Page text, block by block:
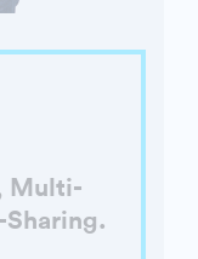
Multi-
Sharing.